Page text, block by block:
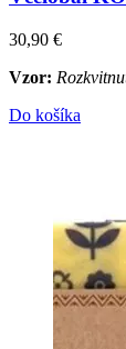
30,90 €
Vzor:
Do košíka